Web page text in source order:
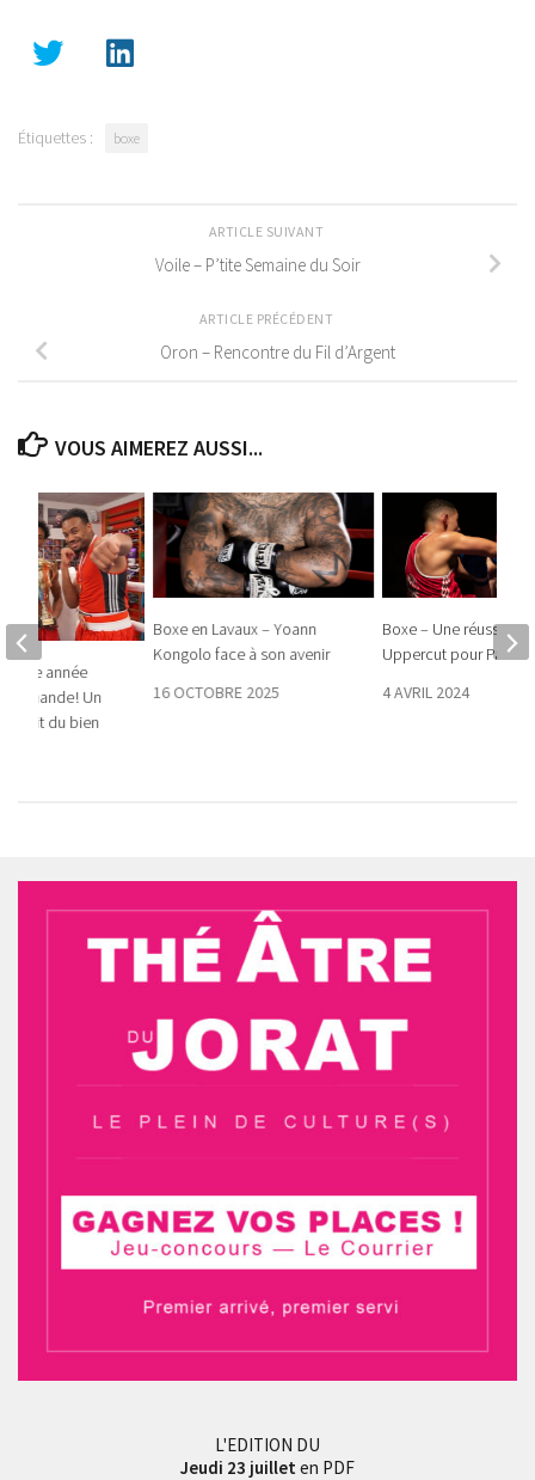
Étiquettes : boxe
ARTICLE SUIVANT
Voile – P’tite Semaine du Soir
ARTICLE PRÉCÉDENT
Oron – Rencontre du Fil d’Argent
VOUS AIMEREZ AUSSI...
Boxe en Lavaux – Yoann
Kongolo face à son avenir
16 OCTOBRE 2025
Boxe – Une réussite
Uppercut pour
4 AVRIL 2024
année
romande ! Un
fait du bien
L'EDITION DU
Jeudi 23 juillet en PDF